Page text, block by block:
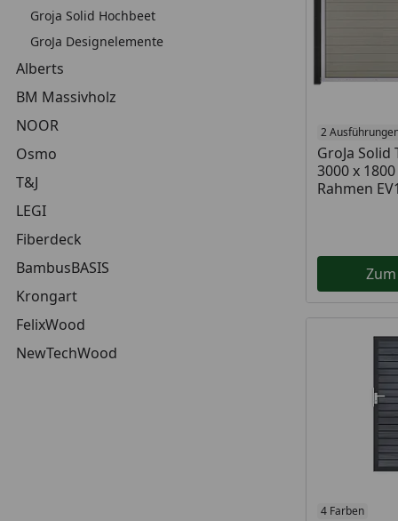
Groja Solid Hochbeet
GroJa Designelemente
Alberts
BM Massivholz
NOOR
Osmo
T&J
LEGI
Fiberdeck
BambusBASIS
Krongart
FelixWood
NewTechWood
2
GroJa
3000 x
Rahmen EV1
4 Farben